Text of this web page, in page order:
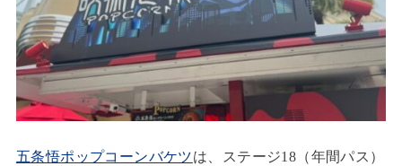
五条悟ポップコーンバケツは、ステージ18（年間パス）